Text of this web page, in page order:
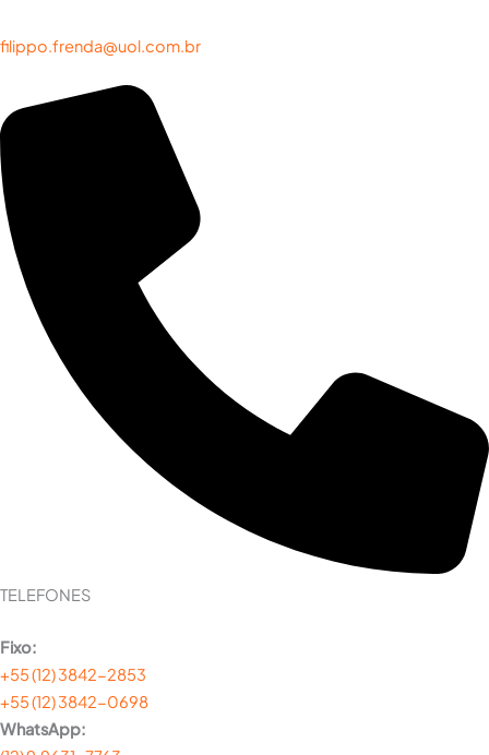
filippo.frenda@uol.com.br
TELEFONES
Fixo:
+55 (12) 3842-2853
+55 (12) 3842-0698
WhatsApp: